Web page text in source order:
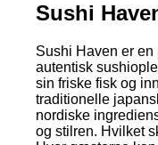
Sushi
Sushi Haven er
autentisk
sin friske fisk og
traditionelle
nordiske
og stilren. Hvilket